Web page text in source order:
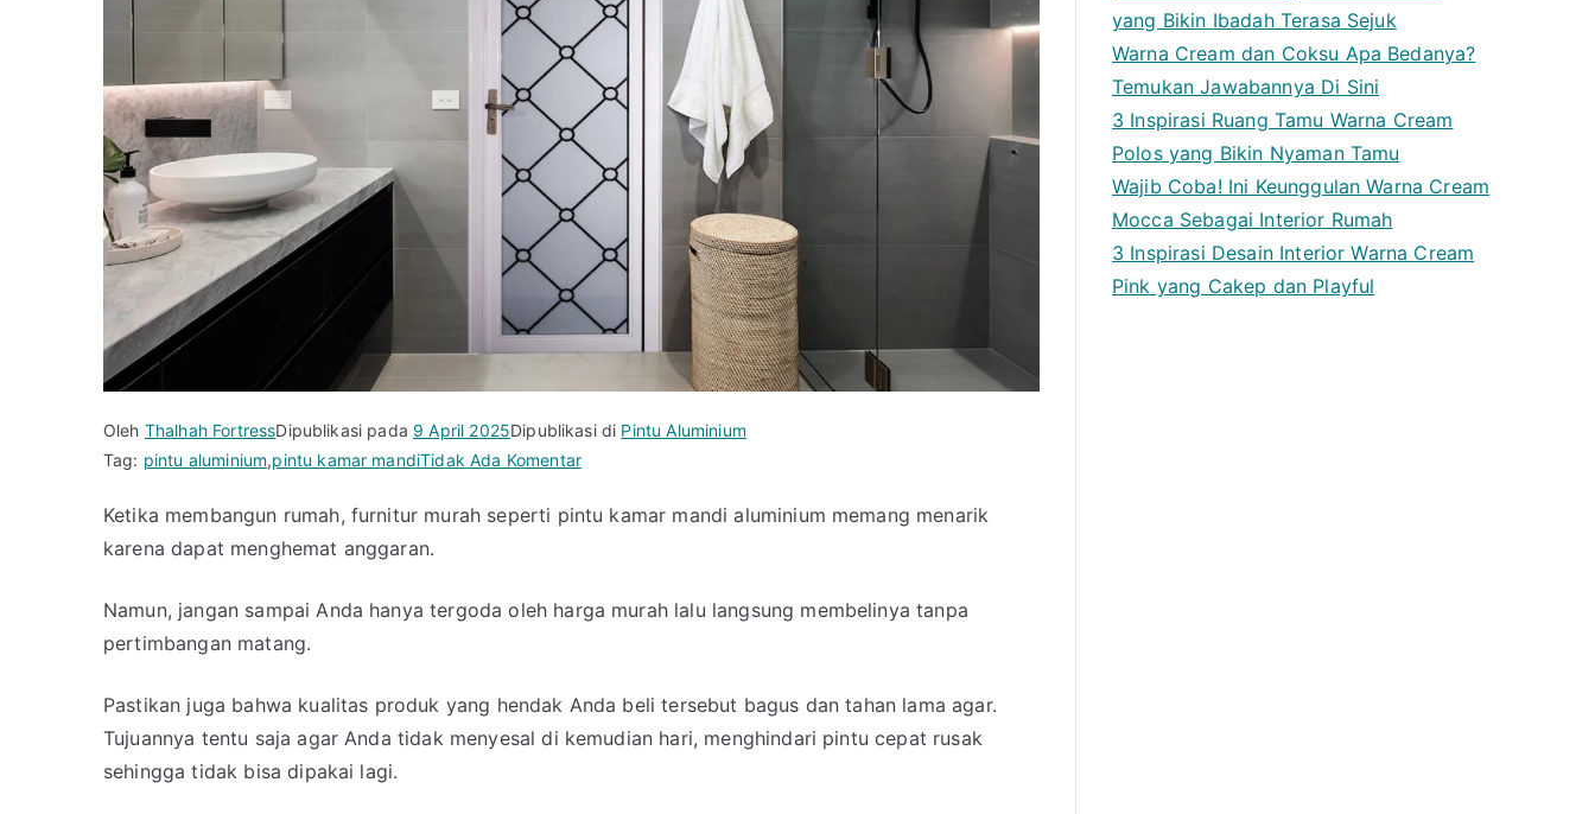
Oleh Thalhah FortressDipublikasi pada 9 April 2025Dipublikasi di Pintu Aluminium
Tag: pintu aluminium,pintu kamar mandiTidak Ada Komentarpada
Pintu
Aluminium
Aluminos
Ketika membangun rumah, furnitur murah seperti pintu kamar mandi aluminium memang menarik
karena dapat menghemat anggaran.
Namun, jangan sampai Anda hanya tergoda oleh harga murah lalu langsung membelinya tanpa
pertimbangan matang.
Pastikan juga bahwa kualitas produk yang hendak Anda beli tersebut bagus dan tahan lama agar.
Tujuannya tentu saja agar Anda tidak menyesal di kemudian hari, menghindari pintu cepat rusak
sehingga tidak bisa dipakai lagi.
yang Bikin Ibadah Terasa Sejuk
Warna Cream dan Coksu Apa Bedanya?
Temukan Jawabannya Di Sini
3 Inspirasi Ruang Tamu Warna Cream
Polos yang Bikin Nyaman Tamu
Wajib Coba! Ini Keunggulan Warna Cream
Mocca Sebagai Interior Rumah
3 Inspirasi Desain Interior Warna Cream
Pink yang Cakep dan Playful